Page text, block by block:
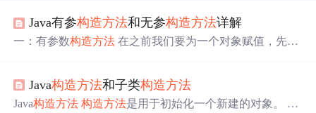
Java有参构造方法和无参构造方法详解
一：有参数构造方法 在之前我们要为一个对象赋值，先要
做法是在创建对象的时候完成属性的初始化操作，此时需
要使用到有参数构造方法 方能完成该功能(有人把构造方法
Java构造方法和子类构造方法
Java构造方法 构造方法是用于初始化一个新建的对象。 普